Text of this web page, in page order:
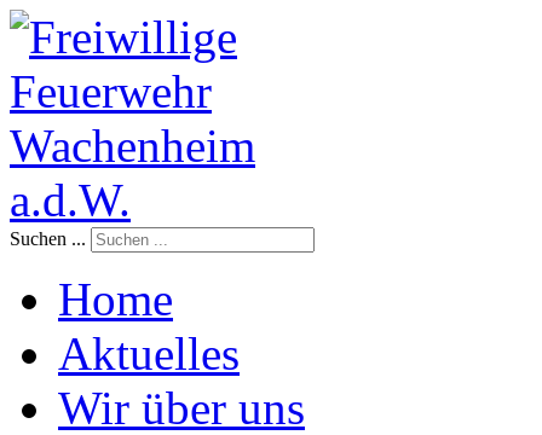
Suchen ...
Home
Aktuelles
Wir über uns